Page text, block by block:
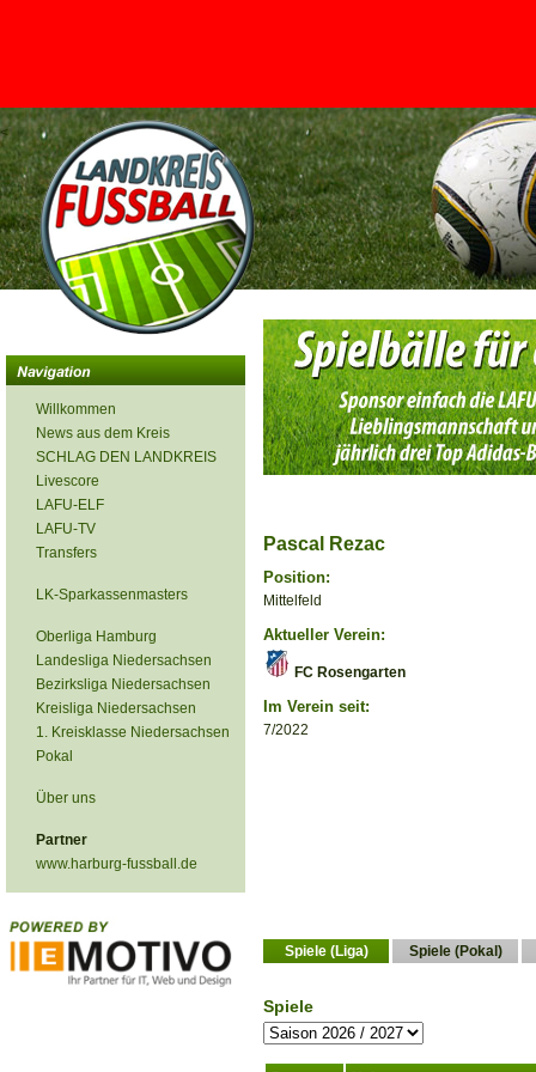
<
Willkommen
News aus dem Kreis
SCHLAG DEN LANDKREIS
Livescore
LAFU-ELF
LAFU-TV
Transfers
LK-Sparkassenmasters
Oberliga Hamburg
Landesliga Niedersachsen
Bezirksliga Niedersachsen
Kreisliga Niedersachsen
1. Kreisklasse Niedersachsen
Pokal
Über uns
Partner
www.harburg-fussball.de
Pascal Rezac
Position:
Mittelfeld
Aktueller Verein:
FC Rosengarten
Im Verein seit:
7/2022
Spiele (Liga) Spiele (Pokal)
Spiele